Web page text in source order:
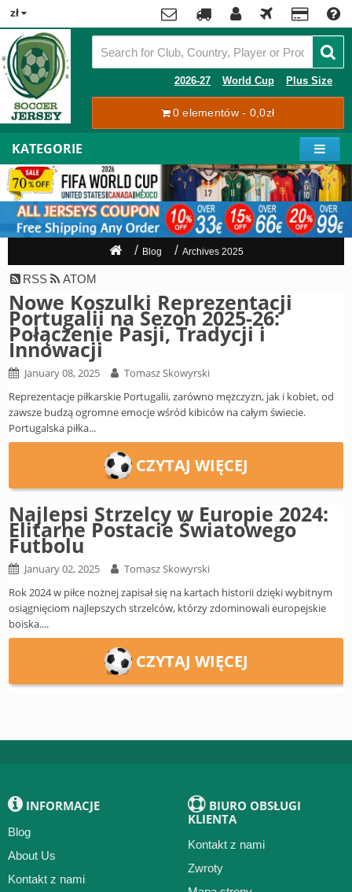
zł
Contact
Tracking
Moje
konto
Rejestracja
się
Shipping
Payment
Koszyk
Zamówienie
2026-27 World Cup Plus Size
0 elementów - 0,0zł
x
KATEGORIE
Premier
League
La
Liga
Bundesliga
Serie
A
Ligue
1
Pilkarze
Mistrzostwa
Świata
2026
Europe
UEFA
CONMEBOL
Other
Teams
Dzieci
Damska
Blog Archives 2025
RSS ATOM
Nowe Koszulki Reprezentacji
Portugalii na Sezon 2025-26:
Połączenie Pasji, Tradycji i
Innowacji
January 08, 2025
Tomasz Skowyrski
Reprezentacje piłkarskie Portugalii, zarówno mężczyzn, jak i kobiet, od
zawsze budzą ogromne emocje wśród kibiców na całym świecie.
Portugalska piłka...
CZYTAJ WIĘCEJ
Najlepsi Strzelcy w Europie 2024:
Elitarne Postacie Światowego
Futbolu
January 02, 2025
Tomasz Skowyrski
Rok 2024 w piłce nożnej zapisał się na kartach historii dzięki wybitnym
osiągnięciom najlepszych strzelców, którzy zdominowali europejskie
boiska....
CZYTAJ WIĘCEJ
INFORMACJE
Blog
About Us
Kontakt z nami
BIURO OBSŁUGI
KLIENTA
Kontakt z nami
Zwroty